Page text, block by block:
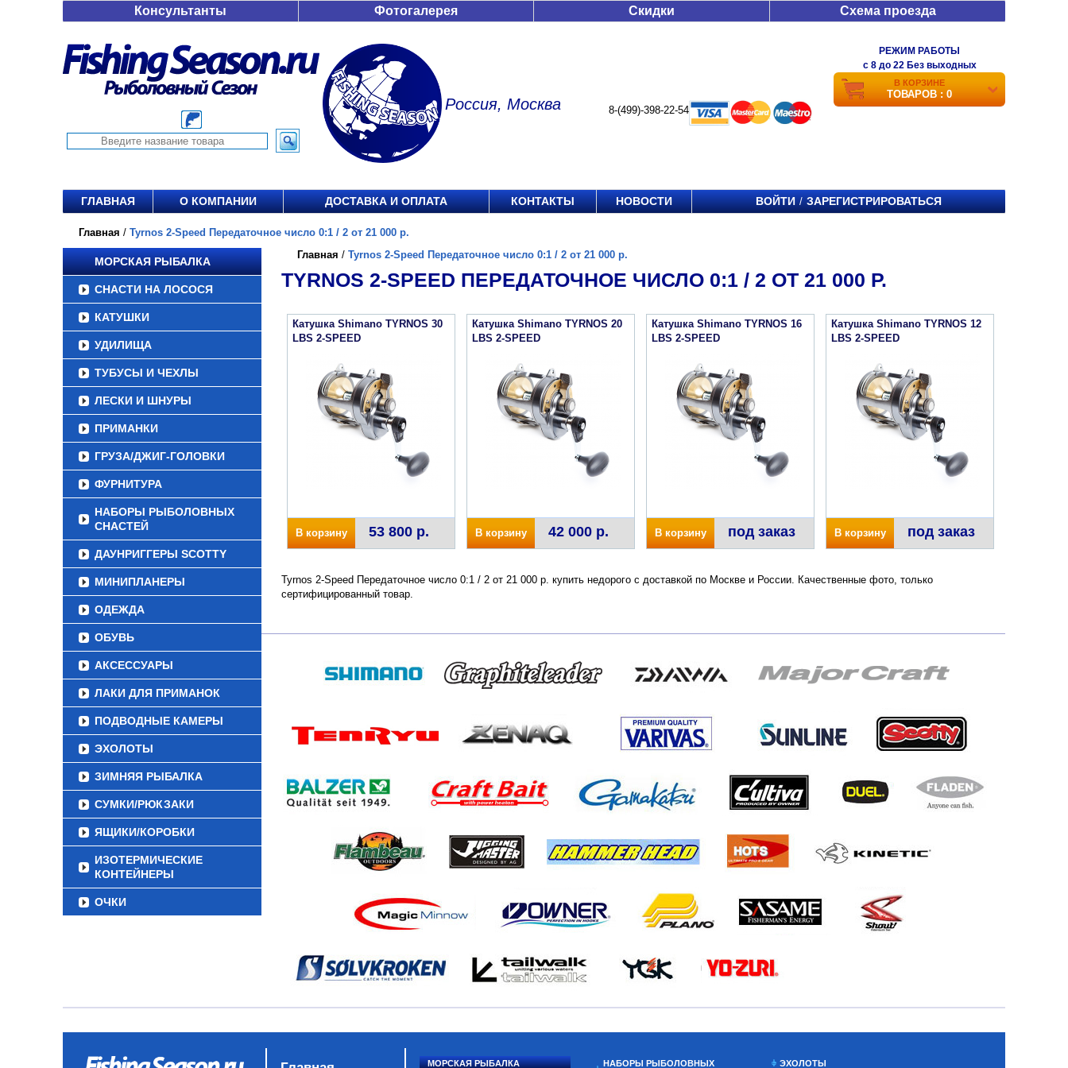
Консультанты Фотогалерея Скидки Схема проезда
Россия, Москва 8-(499)-398-22-54
РЕЖИМ РАБОТЫ
c 8 до 22 Без выходных
В КОРЗИНЕ
ТОВАРОВ : 0
ГЛАВНАЯ О КОМПАНИИ ДОСТАВКА И ОПЛАТА КОНТАКТЫ НОВОСТИ ВОЙТИ / ЗАРЕГИСТРИРОВАТЬСЯ
Главная / Tyrnos 2-Speed Передаточное число 0:1 / 2 от 21 000 р.
МОРСКАЯ РЫБАЛКА
СНАСТИ НА ЛОСОСЯ
КАТУШКИ
УДИЛИЩА
ТУБУСЫ И ЧЕХЛЫ
ЛЕСКИ И ШНУРЫ
ПРИМАНКИ
ГРУЗА/ДЖИГ-ГОЛОВКИ
ФУРНИТУРА
НАБОРЫ РЫБОЛОВНЫХ
СНАСТЕЙ
ДАУНРИГГЕРЫ SCOTTY
МИНИПЛАНЕРЫ
ОДЕЖДА
ОБУВЬ
АКСЕССУАРЫ
ЛАКИ ДЛЯ ПРИМАНОК
ПОДВОДНЫЕ КАМЕРЫ
ЭХОЛОТЫ
ЗИМНЯЯ РЫБАЛКА
СУМКИ/РЮКЗАКИ
ЯЩИКИ/КОРОБКИ
ИЗОТЕРМИЧЕСКИЕ
КОНТЕЙНЕРЫ
ОЧКИ
Главная / Tyrnos 2-Speed Передаточное число 0:1 / 2 от 21 000 р.
TYRNOS 2-SPEED ПЕРЕДАТОЧНОЕ ЧИСЛО 0:1 / 2 ОТ 21 000 Р.
Катушка Shimano TYRNOS 30
LBS 2-SPEED
В корзину 53 800 р.
Катушка Shimano TYRNOS 20
LBS 2-SPEED
В корзину 42 000 р.
Катушка Shimano TYRNOS 16
LBS 2-SPEED
В корзину под заказ
Катушка Shimano TYRNOS 12
LBS 2-SPEED
В корзину под заказ
Tyrnos 2-Speed Передаточное число 0:1 / 2 от 21 000 р. купить недорого с доставкой по Москве и России. Качественные фото, только
сертифицированный товар.
МОРСКАЯ РЫБАЛКА НАБОРЫ РЫБОЛОВНЫХ ЭХОЛОТЫ